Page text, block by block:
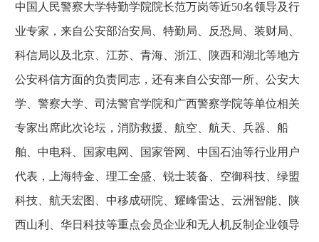
中国人民警察大学特勤学院院长范万岗等近50名领导及行
业专家，来自公安部治安局、特勤局、反恐局、装财局、
科信局以及北京、江苏、青海、浙江、陕西和湖北等地方
公安科信方面的负责同志，还有来自公安部一所、公安大
学、警察大学、司法警官学院和广西警察学院等单位相关
专家出席此次论坛，消防救援、航空、航天、兵器、船
舶、中电科、国家电网、国家管网、中国石油等行业用户
代表，上海特金、理工全盛、锐士装备、空御科技、绿盟
科技、航天宏图、中移成研院、耀峰雷达、云洲智能、陕
西山利、华日科技等重点会员企业和无人机反制企业领导